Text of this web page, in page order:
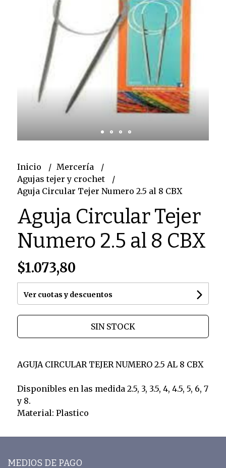
Inicio
Mercería
Agujas tejer y crochet
Aguja Circular Tejer Numero 2.5 al 8 CBX
Aguja Circular Tejer
Numero 2.5 al 8 CBX
$1.073,80
Ver cuotas y descuentos
SIN STOCK
AGUJA CIRCULAR TEJER NUMERO 2.5 AL 8 CBX
Disponibles en las medida 2.5, 3, 3.5, 4, 4.5, 5, 6, 7
y 8.
Material: Plastico
MEDIOS DE PAGO